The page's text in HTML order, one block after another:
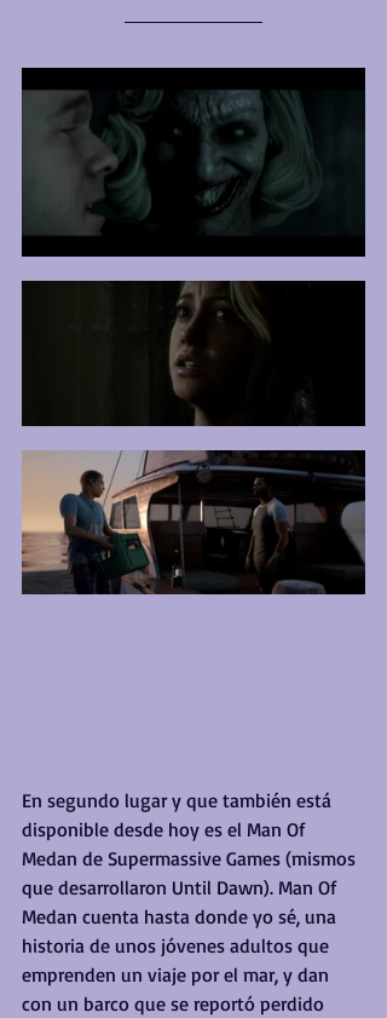
En segundo lugar y que también está
disponible desde hoy es el Man Of
Medan de Supermassive Games (mismos
que desarrollaron Until Dawn). Man Of
Medan cuenta hasta donde yo sé, una
historia de unos jóvenes adultos que
emprenden un viaje por el mar, y dan
con un barco que se reportó perdido